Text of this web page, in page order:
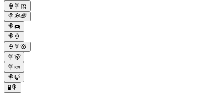
🍦🍭🎀
🍭💭🌈
🍭🍩
🍭🍦
🍦🍭🌸
🍭🐻
🍭🍬
🍭🍃
🧪🍭